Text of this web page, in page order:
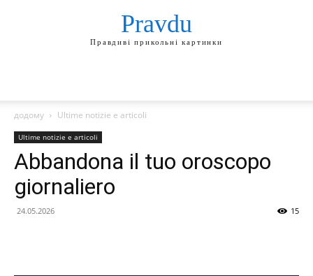
Pravdu
Правдиві прикольні картинки
додому Ultime notizie e articoli
Ultime notizie e articoli
Abbandona il tuo oroscopo
giornaliero
24.05.2026 15